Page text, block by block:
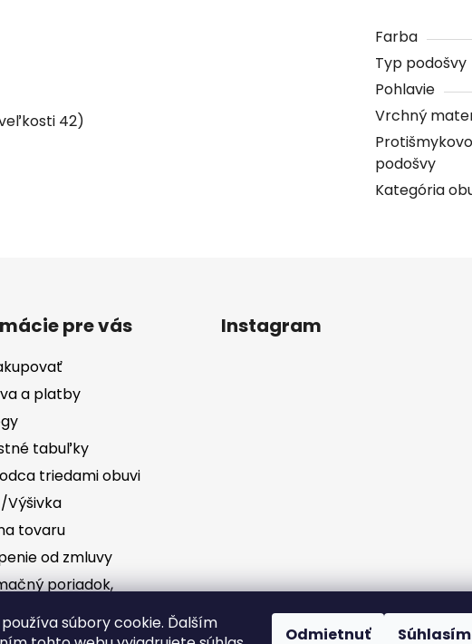
súbory cookie. Ďalším
Odmietnuť Súhlasím
42)
Farba
Typ podošvy
Pohlavie
Vrchný
podošvy
Kategória
pre vás
a platby
tabuľky
triedami obuvi
tovaru
od zmluvy
poriadok,
Instagram
Sledovať na Instagrame